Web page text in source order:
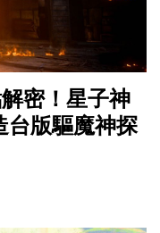
密！星子神
台版驅魔神探